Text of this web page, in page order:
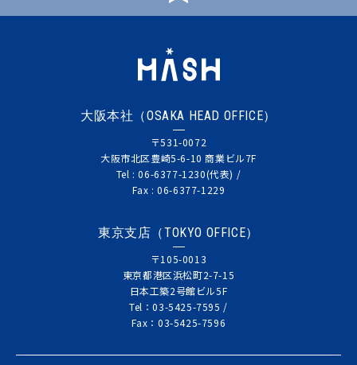
大阪本社（OSAKA HEAD OFFICE）
〒531-0072
大阪市北区豊崎5-6-10 商業ビル7F
Tel : 06-6377-1230(代表) /
Fax : 06-6377-1229
東京支店（TOKYO OFFICE）
〒105-0013
東京都港区浜松町2-7-15
日本工築2号館ビル5F
Tel：03-5425-7595 /
Fax：03-5425-7596